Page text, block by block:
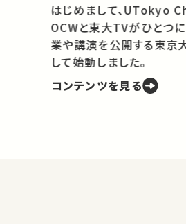
はじめまして、UTokyo
OCWと東大TVがひとつ
業や講演を公開する東京
して始動しました。
コンテンツを見る